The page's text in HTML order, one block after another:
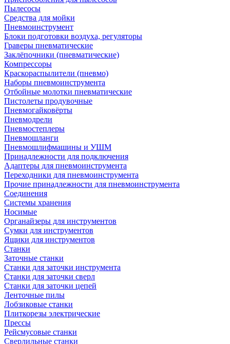
Пылесосы
Средства для мойки
Пневмоинструмент
Блоки подготовки воздуха, регуляторы
Граверы пневматические
Заклёпочники (пневматические)
Компрессоры
Краскораспылители (пневмо)
Наборы пневмоинструмента
Отбойные молотки пневматические
Пистолеты продувочные
Пневмогайковёрты
Пневмодрели
Пневмостеплеры
Пневмошланги
Пневмошлифмашины и УШМ
Принадлежности для подключения
Адаптеры для пневмоинструмента
Переходники для пневмоинструмента
Прочие принадлежности для пневмоинструмента
Соединения
Системы хранения
Носимые
Органайзеры для инструментов
Сумки для инструментов
Ящики для инструментов
Станки
Заточные станки
Станки для заточки инструмента
Станки для заточки сверл
Станки для заточки цепей
Ленточные пилы
Лобзиковые станки
Плиткорезы электрические
Прессы
Рейсмусовые станки
Сверлильные станки